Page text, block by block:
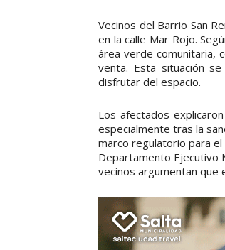
Vecinos del Barrio San
en la calle Mar Rojo.
área verde comunitaria,
venta. Esta situación
disfrutar del espacio.
Los afectados
especialmente tras la
marco regulatorio para
Departamento Ejecutivo
vecinos argumentan que